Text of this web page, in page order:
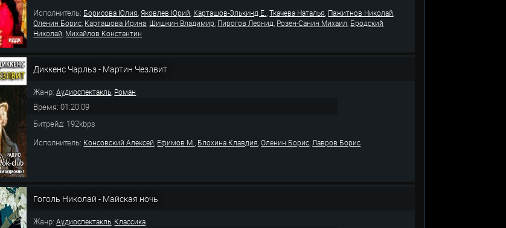
Исполнитель: Борисова Юлия,Яковлев Юрий, Карташов-Элькинд Е. ,Ткачева Наталья, Пажитнов Николай,
Оленин Борис, Карташова Ирина, Шишкин Владимир, Пирогов Леонид, Розен-Санин Михаил, Бродский
Николай, Михайлов Константин
Диккенс Чарльз - Мартин Чезлвит
Жанр:Аудиоспектакль, Роман
Время: 01:20:09
Битрейд: 192kbps
Исполнитель: Консовский Алексей, Ефимов М. , Блохина Клавдия,Оленин Борис,Лавров Борис
Гоголь Николай - Майская ночь
Жанр:Аудиоспектакль, Классика